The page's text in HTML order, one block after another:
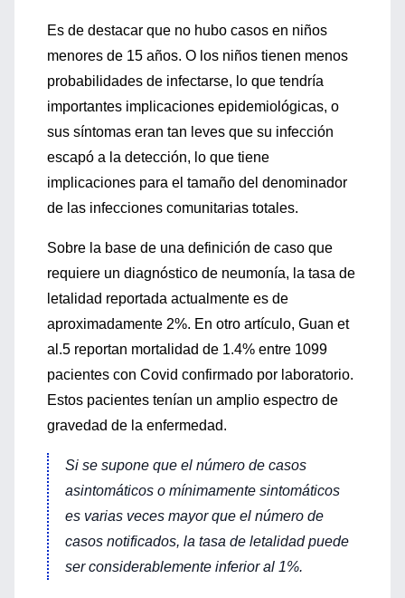
Es de destacar que no hubo casos en niños
menores de 15 años. O los niños tienen menos
probabilidades de infectarse, lo que tendría
importantes implicaciones epidemiológicas, o
sus síntomas eran tan leves que su infección
escapó a la detección, lo que tiene
implicaciones para el tamaño del denominador
de las infecciones comunitarias totales.
Sobre la base de una definición de caso que
requiere un diagnóstico de neumonía, la tasa de
letalidad reportada actualmente es de
aproximadamente 2%. En otro artículo, Guan et
al.5 reportan mortalidad de 1.4% entre 1099
pacientes con Covid confirmado por laboratorio.
Estos pacientes tenían un amplio espectro de
gravedad de la enfermedad.
Si se supone que el número de casos
asintomáticos o mínimamente sintomáticos
es varias veces mayor que el número de
casos notificados, la tasa de letalidad puede
ser considerablemente inferior al 1%.